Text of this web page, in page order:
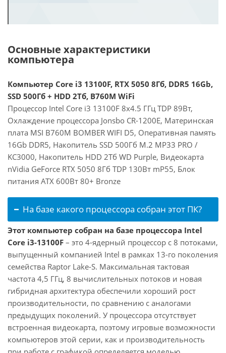
Основные характеристики
компьютера
Компьютер Core i3 13100F, RTX 5050 8Гб, DDR5 16Gb,
SSD 500Гб + HDD 2Тб, B760M WiFi
Процессор Intel Core i3 13100F 8x4.5 ГГц TDP 89Вт,
Охлаждение процессора Jonsbo CR-1200E, Материнская
плата MSI B760M BOMBER WIFI D5, Оперативная память
16Gb DDR5, Накопитель SSD 500Гб M.2 MP33 PRO /
KC3000, Накопитель HDD 2Тб WD Purple, Видеокарта
nVidia GeForce RTX 5050 8Гб TDP 130Вт mP55, Блок
питания ATX 600Вт 80+ Bronze
На базе какого процессора собран этот ПК?
Этот компьютер собран на базе процессора Intel
Core i3-13100F – это 4-ядерный процессор с 8 потоками,
выпущенный компанией Intel в рамках 13-го поколения
семейства Raptor Lake-S. Максимальная тактовая
частота 4,5 ГГц, 8 вычислительных потоков и новая
гибридная архитектура обеспечили хороший рост
производительности, по сравнению с аналогами
предыдущих поколений. У процессора отсутствует
встроенная видеокарта, поэтому игровые возможности
компьютеров этой серии, как и производительность